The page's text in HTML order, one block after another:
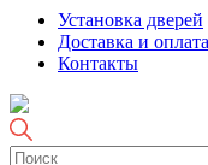
Установка дверей
Доставка и оплата
Контакты